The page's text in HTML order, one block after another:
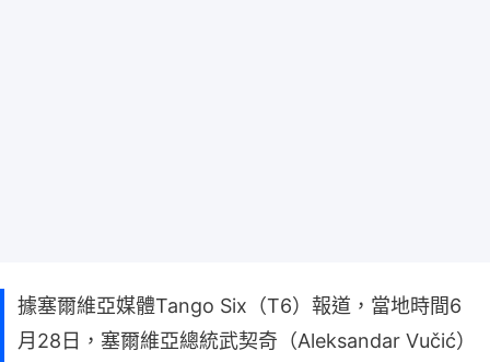
據塞爾維亞媒體Tango Six（T6）報道，當地時間6
月28日，塞爾維亞總統武契奇（Aleksandar Vučić）